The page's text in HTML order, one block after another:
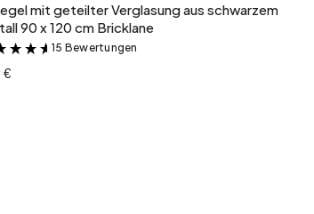
mit geteilter Verglasung aus schwarzem
90 x 120 cm Bricklane
&
15 Bewertungen
€